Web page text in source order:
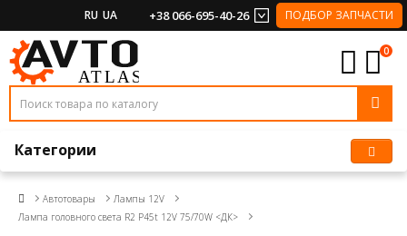
RU UA +38 066-695-40-26 ПОДБОР ЗАПЧАСТИ
0
Категории
Автотовары
Лампы 12V
Лампа головного света R2 P45t 12V 75/70W <ДК>